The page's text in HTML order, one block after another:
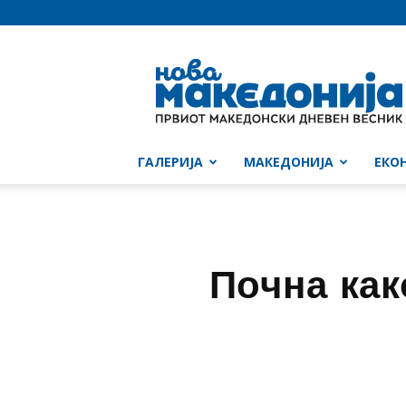
Македонија
ГАЛЕРИЈА МАКЕДОНИЈА
Почна